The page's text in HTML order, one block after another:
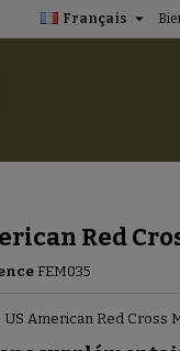
Français 
Red
FEM035
US American Red Cross